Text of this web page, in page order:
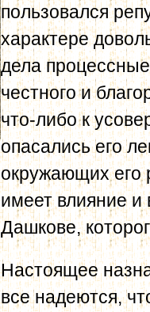
пользовался
характере
дела
честного и
что-либо к
опасались его
окружающих его
имеет влияние
Дашкове,
Настоящее
все надеются,